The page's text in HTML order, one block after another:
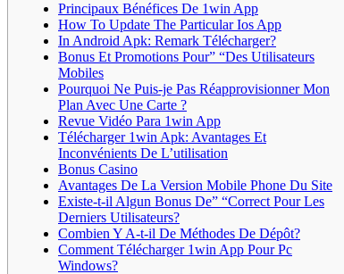
Principaux Bénéfices De 1win App
How To Update The Particular Ios App
In Android Apk: Remark Télécharger?
Bonus Et Promotions Pour” “Des Utilisateurs
Mobiles
Pourquoi Ne Puis-je Pas Réapprovisionner Mon
Plan Avec Une Carte ?
Revue Vidéo Para 1win App
Télécharger 1win Apk: Avantages Et
Inconvénients De L’utilisation
Bonus Casino
Avantages De La Version Mobile Phone Du Site
Existe-t-il Algun Bonus De” “Correct Pour Les
Derniers Utilisateurs?
Combien Y A-t-il De Méthodes De Dépôt?
Comment Télécharger 1win App Pour Pc
Windows?